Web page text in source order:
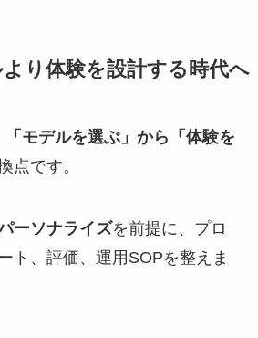
り体験を設計する時代へ
「モデルを選ぶ」から「体験を
点です。
ーソナライズを前提に、プロ
ト、評価、運用SOPを整えま